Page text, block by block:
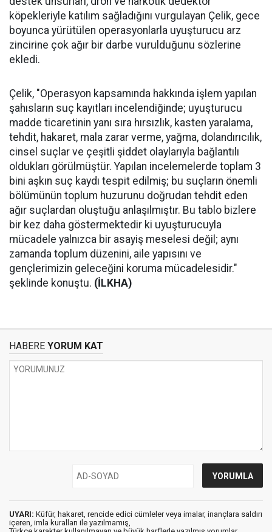
köpekleriyle katılım sağladığını vurgulayan Çelik, gece
boyunca yürütülen operasyonlarla uyuşturucu arz
zincirine çok ağır bir darbe vurulduğunu sözlerine
ekledi.
Çelik, "Operasyon kapsamında hakkında işlem yapılan
şahısların suç kayıtları incelendiğinde; uyuşturucu
madde ticaretinin yanı sıra hırsızlık, kasten yaralama,
tehdit, hakaret, mala zarar verme, yağma, dolandırıcılık,
cinsel suçlar ve çeşitli şiddet olaylarıyla bağlantılı
oldukları görülmüştür. Yapılan incelemelerde toplam 3
bini aşkın suç kaydı tespit edilmiş; bu suçların önemli
bölümünün toplum huzurunu doğrudan tehdit eden
ağır suçlardan oluştuğu anlaşılmıştır. Bu tablo bizlere
bir kez daha göstermektedir ki uyuşturucuyla
mücadele yalnızca bir asayiş meselesi değil; aynı
zamanda toplum düzenini, aile yapısını ve
gençlerimizin geleceğini koruma mücadelesidir."
şeklinde konuştu. (İLKHA)
HABERE YORUM KAT
UYARI: Küfür, hakaret, rencide edici cümleler veya imalar, inançlara saldırı
içeren, imla kuralları ile yazılmamış,